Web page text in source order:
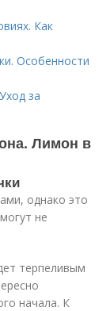
Как
Особенности
за
Лимон в
однако это
не
терпеливым
начала. К